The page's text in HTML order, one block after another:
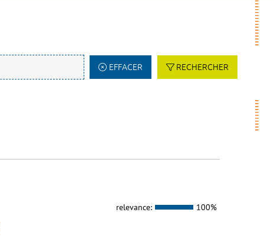
EFFACER RECHERCHER
relevance: 100%